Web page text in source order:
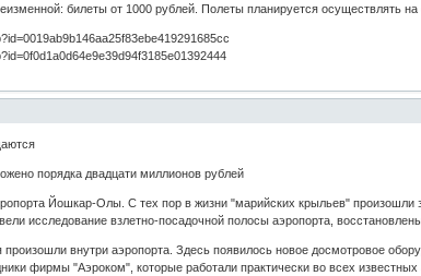
билеты от 1000 рублей. Полеты планируется
порядка двадцати миллионов рублей
Йошкар-Олы. С тех пор в жизни "марийских крыльев" произошли
исследование взлетно-посадочной полосы аэропорта,
внутри аэропорта. Здесь появилось новое досмотровое
фирмы "Аэроком", которые работали практически во всех